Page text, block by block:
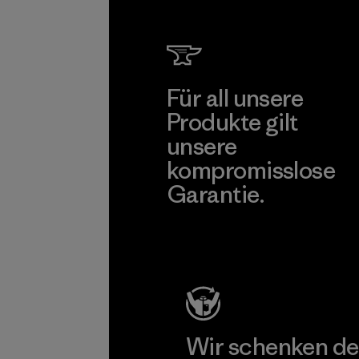
Für all unsere
Produkte gilt
unsere
kompromisslose
Garantie.
Wir schenken